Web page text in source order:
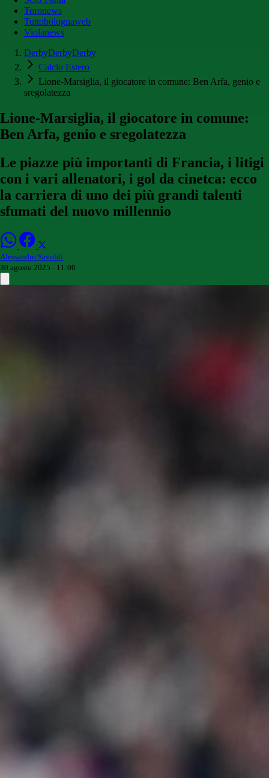
Toronews
Tuttobolognaweb
Violanews
DerbyDerbyDerby
Calcio Estero
Lione-Marsiglia, il giocatore in comune: Ben Arfa, genio e
sregolatezza
Lione-Marsiglia, il giocatore in comune:
Ben Arfa, genio e sregolatezza
Le piazze più importanti di Francia, i litigi
con i vari allenatori, i gol da cinetca: ecco
la carriera di uno dei più grandi talenti
sfumati del nuovo millennio
Alessandro Savoldi
30 agosto 2025 - 11:00